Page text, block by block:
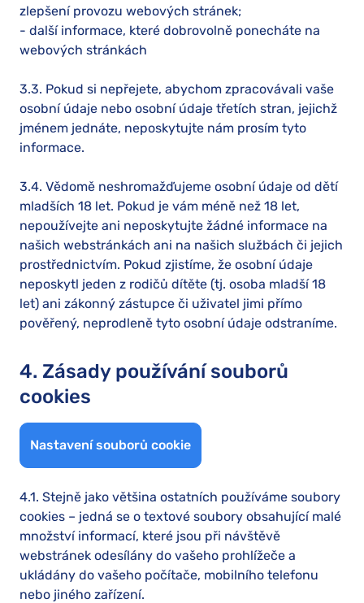
zlepšení provozu webových stránek;
- další informace, které dobrovolně ponecháte na
webových stránkách
3.3. Pokud si nepřejete, abychom zpracovávali vaše
osobní údaje nebo osobní údaje třetích stran, jejichž
jménem jednáte, neposkytujte nám prosím tyto
informace.
3.4. Vědomě neshromažďujeme osobní údaje od dětí
mladších 18 let. Pokud je vám méně než 18 let,
nepoužívejte ani neposkytujte žádné informace na
našich webstránkách ani na našich službách či jejich
prostřednictvím. Pokud zjistíme, že osobní údaje
neposkytl jeden z rodičů dítěte (tj. osoba mladší 18
let) ani zákonný zástupce či uživatel jimi přímo
pověřený, neprodleně tyto osobní údaje odstraníme.
4. Zásady používání souborů
cookies
Nastavení souborů cookie
4.1. Stejně jako většina ostatních používáme soubory
cookies – jedná se o textové soubory obsahující malé
množství informací, které jsou při návštěvě
webstránek odesílány do vašeho prohlížeče a
ukládány do vašeho počítače, mobilního telefonu
nebo jiného zařízení.